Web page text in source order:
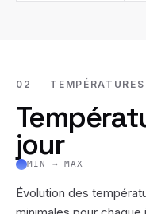
02
jour
MIN → MAX
Évolution des